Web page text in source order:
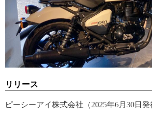
リリース
ピーシーアイ株式会社（2025年6月30日発